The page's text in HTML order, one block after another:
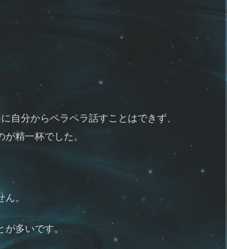
自分からペラペラ話すことはできず、
精一杯でした。
。
多いです。